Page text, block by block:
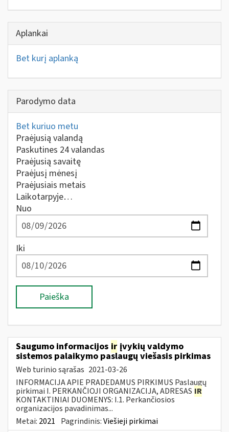
Aplankai
Bet kurį aplanką
Parodymo data
Bet kuriuo metu
Praėjusią valandą
Paskutines 24 valandas
Praėjusią savaitę
Praėjusį mėnesį
Praėjusiais metais
Laikotarpyje…
Nuo
Iki
Paieška
Saugumo informacijos ir įvykių valdymo
sistemos palaikymo paslaugų viešasis pirkimas
Web turinio sąrašas 2021-03-26
INFORMACIJA APIE PRADEDAMUS PIRKIMUS Paslaugų
pirkimai I. PERKANČIOJI ORGANIZACIJA, ADRESAS IR
KONTAKTINIAI DUOMENYS: I.1. Perkančiosios
organizacijos pavadinimas...
Metai: 2021 Pagrindinis:Viešieji pirkimai